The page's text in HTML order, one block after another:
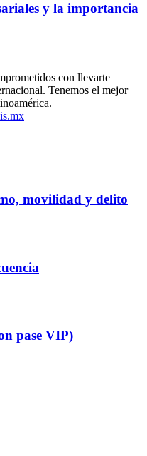
y la importancia
con llevarte
Tenemos el mejor
movilidad y delito
pase VIP)